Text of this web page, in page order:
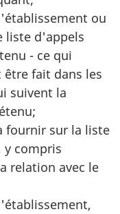
ou
liste d'appels
- ce qui
fait dans les
suivent la
fournir sur la liste
y compris
relation avec le